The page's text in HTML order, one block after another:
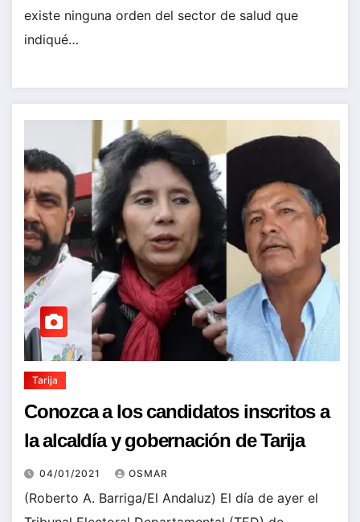
existe ninguna orden del sector de salud que
indiqué…
Tarija
Conozca a los candidatos inscritos a
la alcaldía y gobernación de Tarija
04/01/2021 OSMAR
(Roberto A. Barriga/El Andaluz) El día de ayer el